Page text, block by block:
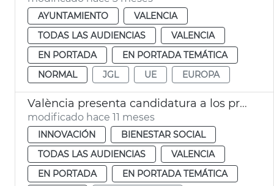
AYUNTAMIENTO
VALENCIA
TODAS LAS AUDIENCIAS
VALENCIA
EN PORTADA
EN PORTADA TEMÁTICA
NORMAL
JGL UE EUROPA
València presenta candidatura a los premios europeos de accesibilidad
modificado hace 11 meses
INNOVACIÓN
BIENESTAR SOCIAL
TODAS LAS AUDIENCIAS
VALENCIA
EN PORTADA
EN PORTADA TEMÁTICA